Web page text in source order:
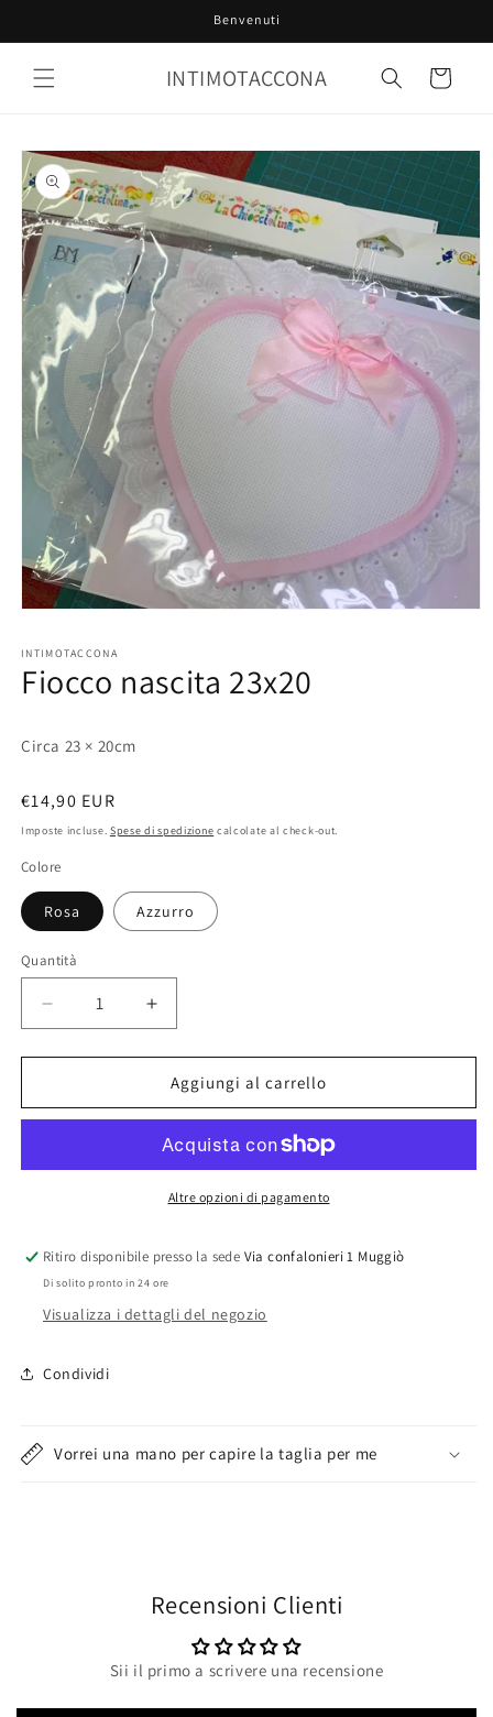
ai contenuti
Benvenuti
INTIMOTACCONA Carrello
Passa alle
informazioni
sul prodotto
multimediali
in
finestra
INTIMOTACCONA
Fiocco nascita 23x20
Circa 23 × 20cm
Prezzo
di
€14,90 EUR
Imposte incluse. Spese di spedizione calcolate al check-out.
Colore
Rosa Azzurro
Quantità
Diminuisci
quantità
per
nascita
Aumenta
quantità
per
Fiocco
nascita
Aggiungi al carrello
Altre opzioni di pagamento
Ritiro disponibile presso la sede Via confalonieri 1 Muggiò
Di solito pronto in 24 ore
Visualizza i dettagli del negozio
Condividi
Vorrei una mano per capire la taglia per me
Recensioni Clienti
Sii il primo a scrivere una recensione